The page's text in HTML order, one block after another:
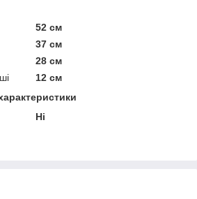
52 см
37 см
28 см
12 см
Ні